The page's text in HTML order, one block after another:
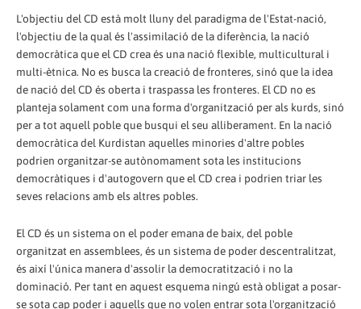
L'objectiu del CD està molt lluny del paradigma de l'Estat-nació,
l'objectiu de la qual és l'assimilació de la diferència, la nació
democràtica que el CD crea és una nació flexible, multicultural i
multi-ètnica. No es busca la creació de fronteres, sinó que la idea
de nació del CD és oberta i traspassa les fronteres. El CD no es
planteja solament com una forma d'organització per als kurds, sinó
per a tot aquell poble que busqui el seu alliberament. En la nació
democràtica del Kurdistan aquelles minories d'altre pobles
podrien organitzar-se autònomament sota les institucions
democràtiques i d'autogovern que el CD crea i podrien triar les
seves relacions amb els altres pobles.
El CD és un sistema on el poder emana de baix, del poble
organitzat en assemblees, és un sistema de poder descentralitzat,
és així l'única manera d'assolir la democratització i no la
dominació. Per tant en aquest esquema ningú està obligat a posar-
se sota cap poder i aquells que no volen entrar sota l'organització